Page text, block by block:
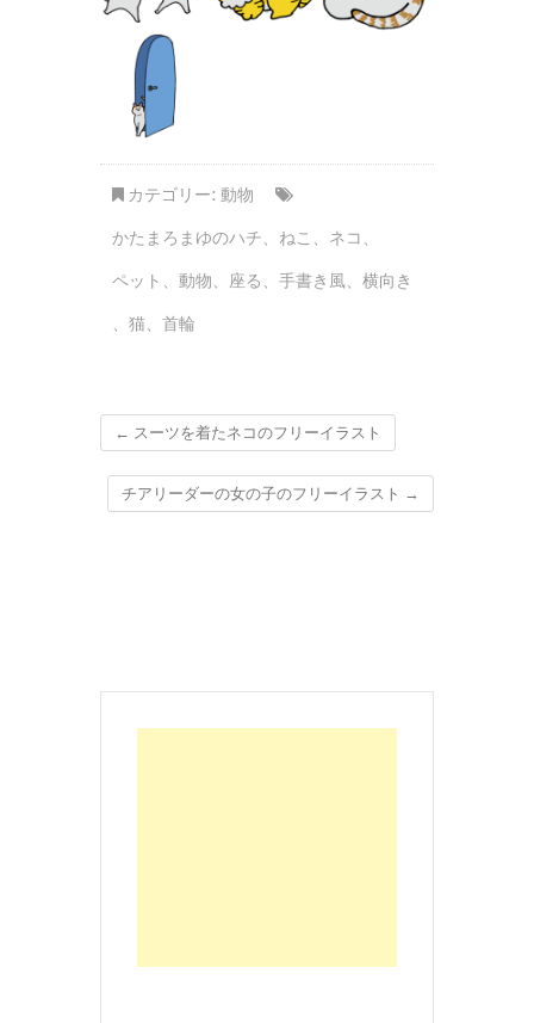
カテゴリー: 動物
かたまろまゆのハチ、 ねこ 、 ネコ 、
ペット 、 動物、 座る 、 手書き風、 横向き
、 猫、 首輪
← スーツを着たネコのフリーイラスト
チアリーダーの女の子のフリーイラスト →